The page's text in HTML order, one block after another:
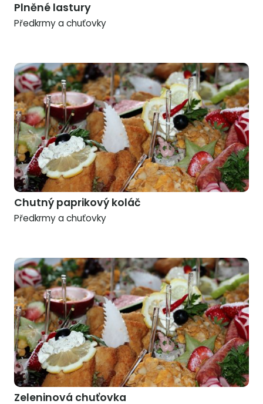
Plněné lastury
Předkrmy a chuťovky
Chutný paprikový koláč
Předkrmy a chuťovky
Zeleninová chuťovka